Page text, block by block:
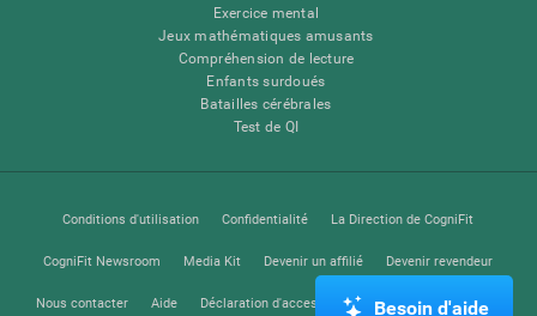
Exercice mental
Jeux mathématiques amusants
Compréhension de lecture
Enfants surdoués
Batailles cérébrales
Test de QI
Conditions d'utilisation Confidentialité La Direction de CogniFit
CogniFit Newsroom Media Kit Devenir un affilié Devenir revendeur
Nous contacter Aide Déclaration d'accessibilité Centre de Confiance
Besoin d'aide